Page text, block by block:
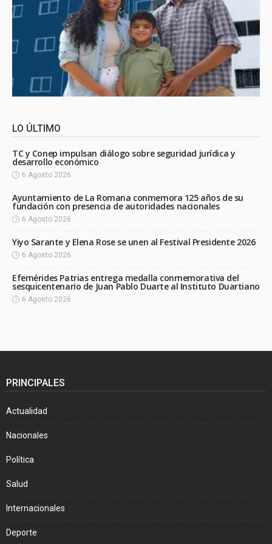
LO ÚLTIMO
TC y Conep impulsan diálogo sobre seguridad jurídica y
desarrollo económico
6 Agosto 2026
Ayuntamiento de La Romana conmemora 125 años de su
fundación con presencia de autoridades nacionales
6 Agosto 2026
Yiyo Sarante y Elena Rose se unen al Festival Presidente 2026
6 Agosto 2026
Efemérides Patrias entrega medalla conmemorativa del
sesquicentenario de Juan Pablo Duarte al Instituto Duartiano
6 Agosto 2026
PRINCIPALES
Actualidad
Nacionales
Política
Salud
Internacionales
Deporte